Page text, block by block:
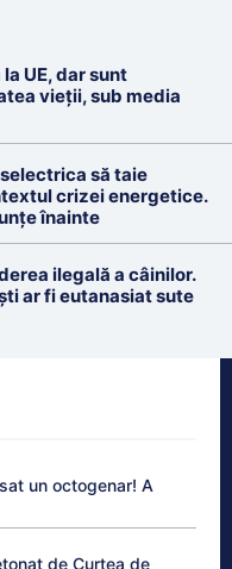
UE, dar sunt
vieții, sub media
să taie
crizei energetice.
înainte
ilegală a câinilor.
ar fi eutanasiat sute
un octogenar! A
de Curtea de